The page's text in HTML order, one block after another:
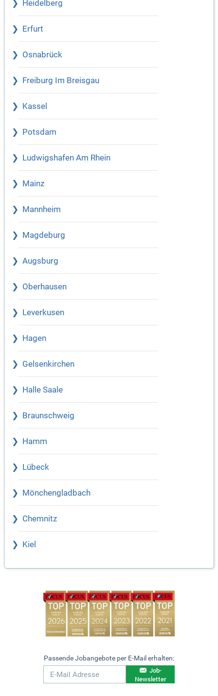
Heidelberg
Erfurt
Osnabrück
Freiburg Im Breisgau
Kassel
Potsdam
Ludwigshafen Am Rhein
Mainz
Mannheim
Magdeburg
Augsburg
Oberhausen
Leverkusen
Hagen
Gelsenkirchen
Halle Saale
Braunschweig
Hamm
Lübeck
Mönchengladbach
Chemnitz
Kiel
Passende Jobangebote per E-Mail erhalten:
Job-
Newsletter